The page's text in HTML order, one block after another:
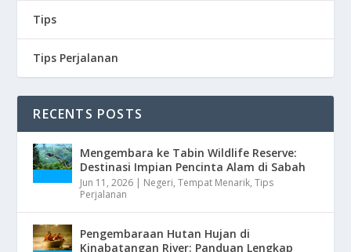
Tips
Tips Perjalanan
RECENTS POSTS
Mengembara ke Tabin Wildlife Reserve:
Destinasi Impian Pencinta Alam di Sabah
Jun 11, 2026 | Negeri,Tempat Menarik,Tips
Perjalanan
Pengembaraan Hutan Hujan di
Kinabatangan River: Panduan Lengkap